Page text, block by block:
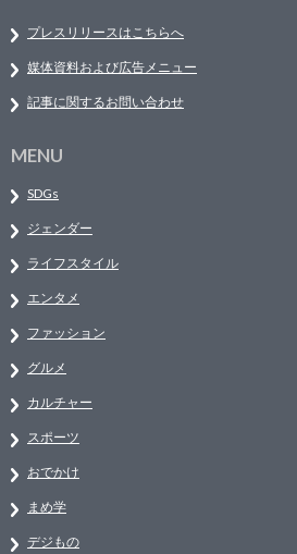
プレスリリースはこちらへ
媒体資料および広告メニュー
記事に関するお問い合わせ
MENU
SDGs
ジェンダー
ライフスタイル
エンタメ
ファッション
グルメ
カルチャー
スポーツ
おでかけ
まめ学
デジもの